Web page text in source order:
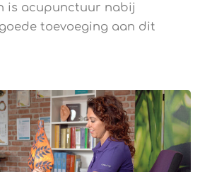
is acupunctuur nabij
toevoeging aan dit